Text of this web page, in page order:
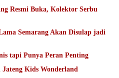
Resmi Buka, Kolektor Serbu
Semarang Akan Disulap jadi
tapi Punya Peran Penting
Kids Wonderland